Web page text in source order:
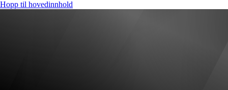
Hopp til hovedinnhold